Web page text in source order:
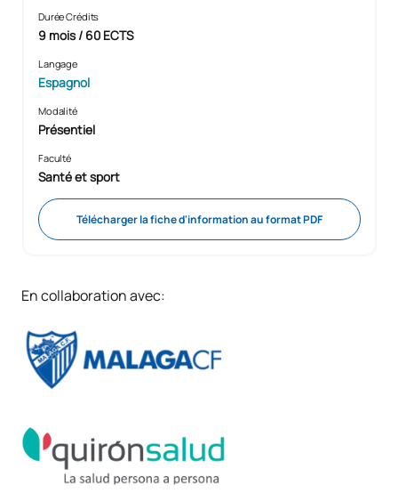
Durée Crédits
9 mois / 60 ECTS
Langage
Espagnol
Modalité
Présentiel
Faculté
Santé et sport
Télécharger la fiche d'information au format PDF
En collaboration avec: